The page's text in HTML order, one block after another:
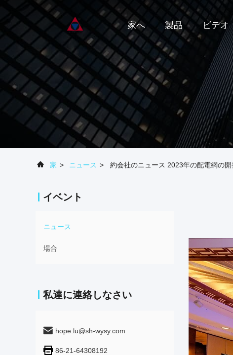
家へ 製品 ビデオ
家 > ニュース > 約会社のニュース 2023年の配電網の
イベント
ニュース
場合
私達に連絡しなさい
hope.lu@sh-wysy.com
86-21-64308192